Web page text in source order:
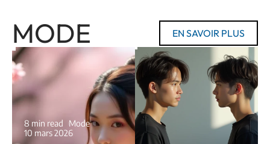
MODE EN SAVOIR PLUS
8 min read
Mode
10 mars 2026